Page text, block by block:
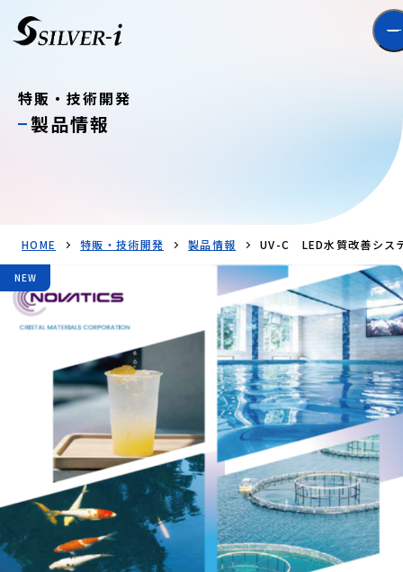
特販・技術開発
製品情報
HOME 特販・技術開発 製品情報 UV-C LED水質改善シ
NEW